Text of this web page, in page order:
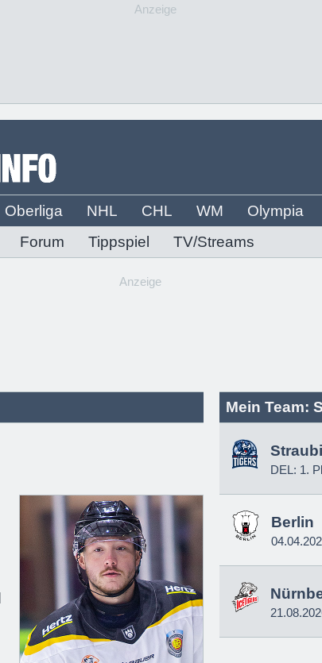
Anzeige
Oberliga NHL CHL WM
Olympia
Forum Tippspiel TV/Streams
Anzeige
Mein Team:
DEL: 1.
Berlin